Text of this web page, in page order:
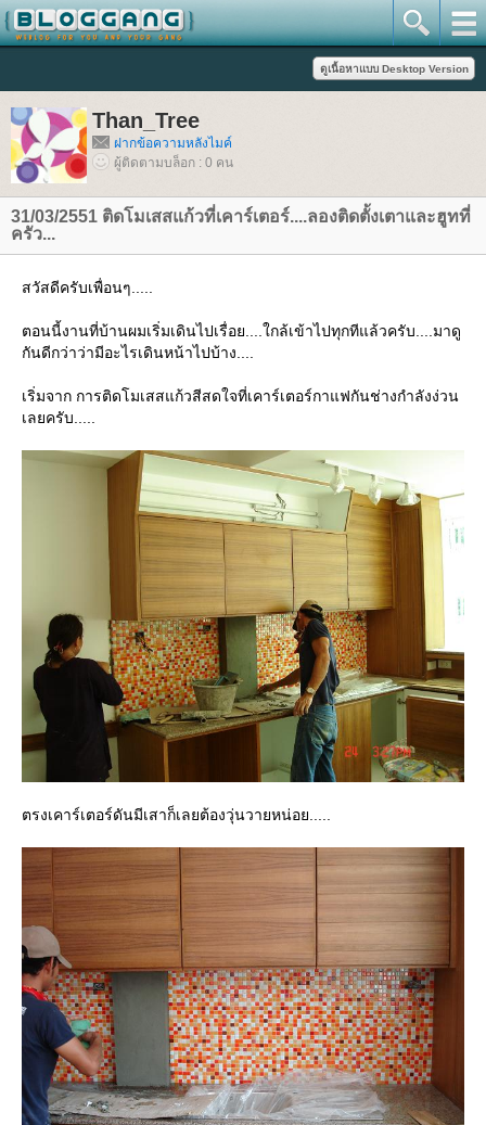
Than_Tree
ฝากข้อความหลังไมค์
ผู้ติดตามบล็อก : 0 คน
31/03/2551 ติดโมเสสแก้วที่เคาร์เตอร์....ลองติดตั้งเตาและฮูทที่
ครัว...
สวัสดีครับเพื่อนๆ.....
ตอนนี้งานที่บ้านผมเริ่มเดินไปเรื่อย....ใกล้เข้าไปทุกทีแล้วครับ....มาดู
กันดีกว่าว่ามีอะไรเดินหน้าไปบ้าง....
เริ่มจาก การติดโมเสสแก้วสีสดใจที่เคาร์เตอร์กาแฟกันช่างกำลังง่วน
เลยครับ.....
ตรงเคาร์เตอร์ดันมีเสาก็เลยต้องวุ่นวายหน่อย.....